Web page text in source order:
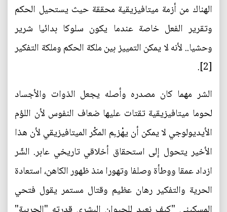
الهناك من أزمة ميتافيزيقية محققة حيث يستحيل الحكم
وتقرير الفعل خاصة عندما يكون سلوكا بدائيا شرير
وحشيا.. لأنه لا يمكن التمييز بين ملكة الحكم وملكة التفكير
[2].
الشر مهما كان مصدره وأصله يجعل الذوات والأجساد
لحوما ميتافيزيقية تقتات عليها ضعاف النفوس لأن اللؤم
الأيديولوجي لا يمكن أن يهْزـِم المكْر الميتافيزيقي لأن هذا
الأخير يتحول إلى استحقاق أخلاقي تاريخي عابر. الشّر
ازداد عمقا ووطأة وصلفا وتهورا منذ ظهور الكاهن، استعادة
الحرية والتفكير رهان عظيم وقتال مستمر يقول فتحي